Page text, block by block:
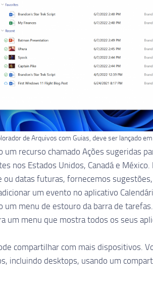
de Arquivos com Guias, deve ser lançado
um recurso chamado Ações sugeridas
nos Estados Unidos, Canadá e
datas futuras, fornecemos
um evento no aplicativo
um menu de estouro da barra de
um menu que mostra todos os seus
compartilhar com mais dispositivos.
incluindo desktops, usando um